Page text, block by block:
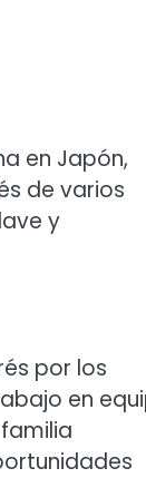
en Japón,
de varios
y
por los
en